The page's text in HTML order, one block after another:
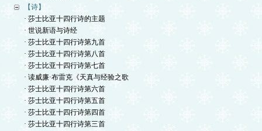
【诗】
· 莎士比亚十四行诗的主题
· 世说新语与诗经
· 莎士比亚十四行诗第九首
· 莎士比亚十四行诗第八首
· 莎士比亚十四行诗第七首
· 读威廉·布雷克《天真与经验之歌
· 莎士比亚十四行诗第六首
· 莎士比亚十四行诗第五首
· 莎士比亚十四行诗第四首
· 莎士比亚十四行诗第三首